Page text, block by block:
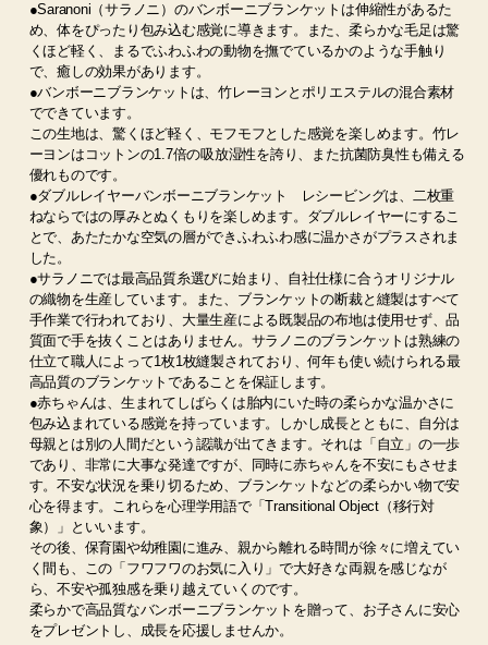
●Saranoni（サラノニ）のバンボーニブランケットは伸縮性があるた
め、体をぴったり包み込む感覚に導きます。また、柔らかな毛足は驚
くほど軽く、まるでふわふわの動物を撫でているかのような手触り
で、癒しの効果があります。
●バンボーニブランケットは、竹レーヨンとポリエステルの混合素材
でできています。
この生地は、驚くほど軽く、モフモフとした感覚を楽しめます。竹レ
ーヨンはコットンの1.7倍の吸放湿性を誇り、また抗菌防臭性も備える
優れものです。
●ダブルレイヤーバンボーニブランケット レシービングは、二枚重
ねならではの厚みとぬくもりを楽しめます。ダブルレイヤーにするこ
とで、あたたかな空気の層ができふわふわ感に温かさがプラスされま
した。
●サラノニでは最高品質糸選びに始まり、自社仕様に合うオリジナル
の織物を生産しています。また、ブランケットの断裁と縫製はすべて
手作業で行われており、大量生産による既製品の布地は使用せず、品
質面で手を抜くことはありません。サラノニのブランケットは熟練の
仕立て職人によって1枚1枚縫製されており、何年も使い続けられる最
高品質のブランケットであることを保証します。
●赤ちゃんは、生まれてしばらくは胎内にいた時の柔らかな温かさに
包み込まれている感覚を持っています。しかし成長とともに、自分は
母親とは別の人間だという認識が出てきます。それは「自立」の一歩
であり、非常に大事な発達ですが、同時に赤ちゃんを不安にもさせま
す。不安な状況を乗り切るため、ブランケットなどの柔らかい物で安
心を得ます。これらを心理学用語で「Transitional Object（移行対
象）」といいます。
その後、保育園や幼稚園に進み、親から離れる時間が徐々に増えてい
く間も、この「フワフワのお気に入り」で大好きな両親を感じなが
ら、不安や孤独感を乗り越えていくのです。
柔らかで高品質なバンボーニブランケットを贈って、お子さんに安心
をプレゼントし、成長を応援しませんか。